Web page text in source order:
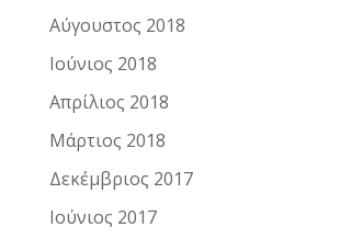
Αύγουστος 2018
Ιούνιος 2018
Απρίλιος 2018
Μάρτιος 2018
Δεκέμβριος 2017
Ιούνιος 2017